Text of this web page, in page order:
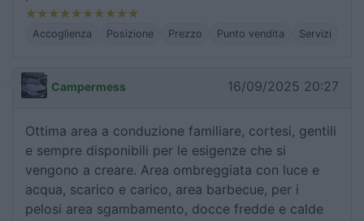
Accoglienza Posizione Prezzo Punto vendita Servizi
Campermess 16/09/2025 20:27
Ottima area a conduzione familiare, cortesi, gentili
e sempre disponibili per le esigenze che si
vengono a creare. Area ombreggiata con luce e
acqua, scarico e carico, area barbecue, per i
pelosi area sgambamento, docce fredde e calde